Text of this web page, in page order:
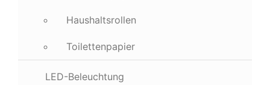
Haushaltsrollen
Toilettenpapier
LED-Beleuchtung